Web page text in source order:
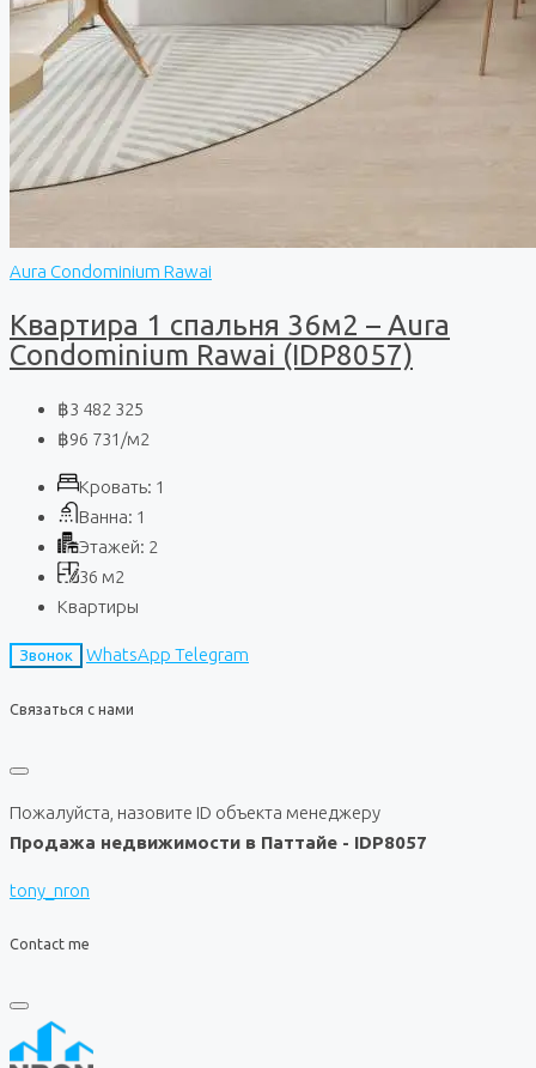
Aura Condominium Rawai
Квартира 1 спальня 36м2 – Aura
Condominium Rawai (IDP8057)
฿3 482 325
฿96 731 /м2
Кровать: 1
Ванна: 1
Этажей: 2
36 м2
Квартиры
Звонок WhatsApp Telegram
Связаться с нами
Пожалуйста, назовите ID объекта менеджеру
Продажа недвижимости в Паттайе - IDP8057
tony_nron
Contact me